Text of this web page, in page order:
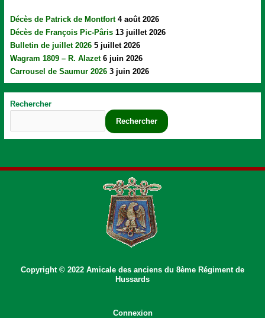
Décès de Patrick de Montfort 4 août 2026
Décès de François Pic-Pâris 13 juillet 2026
Bulletin de juillet 2026 5 juillet 2026
Wagram 1809 – R. Alazet 6 juin 2026
Carrousel de Saumur 2026 3 juin 2026
Rechercher
Rechercher
Copyright © 2022 Amicale des anciens du 8ème Régiment de
Hussards
Connexion